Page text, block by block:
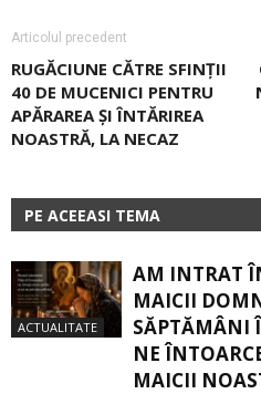
Articolul precedent
RUGĂCIUNE CĂTRE SFINȚII
40 DE MUCENICI PENTRU
APĂRAREA ȘI ÎNTĂRIREA
NOASTRĂ, LA NECAZ
PE ACEEASI TEMA
ACTUALITATE
AM INTRAT
MAICII
SĂPTĂMÂNI
NE
MAICII